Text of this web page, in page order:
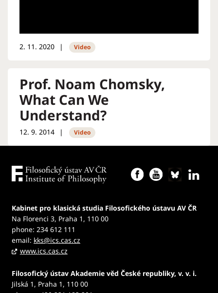
2. 11. 2020 Video
Prof. Noam Chomsky,
What Can We
Understand?
12. 9. 2014 Video
Kabinet pro klasická studia Filosofického ústavu AV ČR
Na Florenci 3, Praha 1, 110 00
phone: 234 612 111
email: kks@ics.cas.cz
www.ics.cas.cz
Filosofický ústav Akademie věd České republiky, v. v. i.
Jilská 1, Praha 1, 110 00